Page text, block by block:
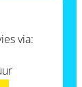
via: